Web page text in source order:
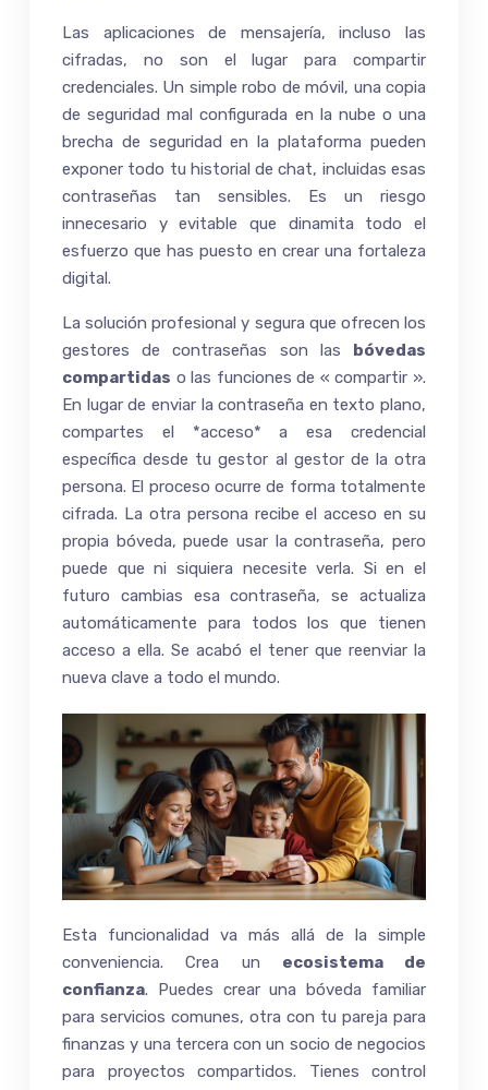
Las aplicaciones de mensajería, incluso las
cifradas, no son el lugar para compartir
credenciales. Un simple robo de móvil, una copia
de seguridad mal configurada en la nube o una
brecha de seguridad en la plataforma pueden
exponer todo tu historial de chat, incluidas esas
contraseñas tan sensibles. Es un riesgo
innecesario y evitable que dinamita todo el
esfuerzo que has puesto en crear una fortaleza
digital.
La solución profesional y segura que ofrecen los
gestores de contraseñas son las bóvedas
compartidas o las funciones de « compartir ».
En lugar de enviar la contraseña en texto plano,
compartes el *acceso* a esa credencial
específica desde tu gestor al gestor de la otra
persona. El proceso ocurre de forma totalmente
cifrada. La otra persona recibe el acceso en su
propia bóveda, puede usar la contraseña, pero
puede que ni siquiera necesite verla. Si en el
futuro cambias esa contraseña, se actualiza
automáticamente para todos los que tienen
acceso a ella. Se acabó el tener que reenviar la
nueva clave a todo el mundo.
Esta funcionalidad va más allá de la simple
conveniencia. Crea un ecosistema de
confianza. Puedes crear una bóveda familiar
para servicios comunes, otra con tu pareja para
finanzas y una tercera con un socio de negocios
para proyectos compartidos. Tienes control